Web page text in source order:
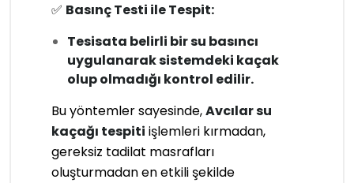
✅ Basınç Testi ile Tespit:
Tesisata belirli bir su basıncı
uygulanarak sistemdeki kaçak
olup olmadığı kontrol edilir.
Bu yöntemler sayesinde,Avcılar su
kaçağı tespiti işlemleri kırmadan,
gereksiz tadilat masrafları
oluşturmadan en etkili şekilde